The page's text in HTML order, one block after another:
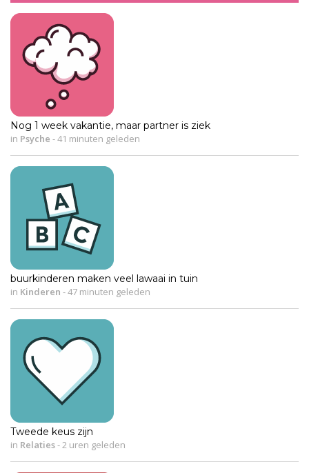
Nog 1 week vakantie, maar partner is ziek
in Psyche -41 minuten geleden
buurkinderen maken veel lawaai in tuin
in Kinderen -47 minuten geleden
Tweede keus zijn
in Relaties-2 uren geleden